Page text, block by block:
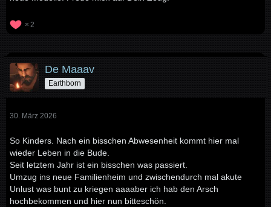
2
De Maaav
Earthborn
30. März 2026
So Kinders. Nach ein bisschen Abwesenheit kommt hier mal
wieder Leben in die Bude.
Seit letztem Jahr ist ein bisschen was passiert.
Umzug ins neue Familienheim und zwischendurch mal akute
Unlust was bunt zu kriegen aaaaber ich hab den Arsch
hochbekommen und hier nun bitteschön.